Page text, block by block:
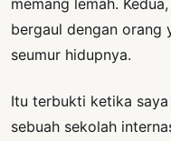
memang lemah.
bergaul dengan orang
seumur hidupnya.
Itu terbukti ketika
sebuah sekolah